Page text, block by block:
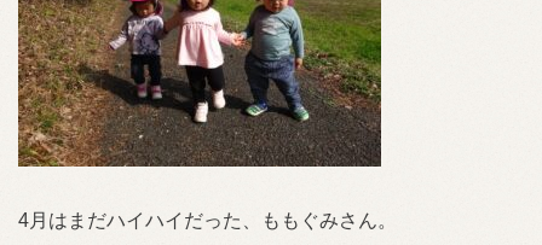
4月はまだハイハイだった、ももぐみさん。